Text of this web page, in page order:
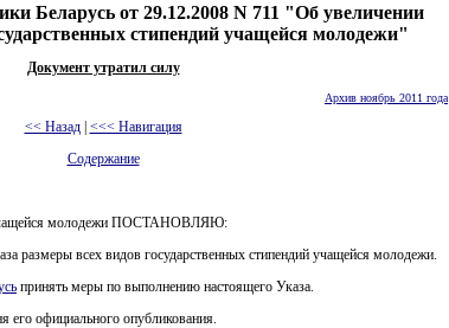
Беларусь от 29.12.2008 N 711 "Об увеличении
стипендий учащейся молодежи"
Документ утратил силу
Архив ноябрь 2011 года
<< Назад| <<< Навигация
Содержание
учащейся молодежи ПОСТАНОВЛЯЮ:
размеры всех видов государственных стипендий учащейся молодежи.
принять меры по выполнению настоящего Указа.
его официального опубликования.